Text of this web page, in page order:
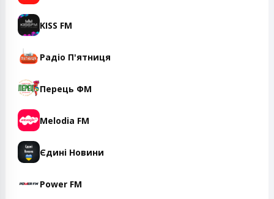
KISS FM
Радіо П'ятниця
Перець ФМ
Melodia FM
Єдині Новини
Power FM